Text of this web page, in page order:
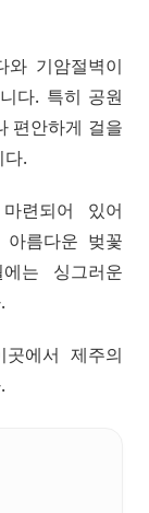
기암절벽이
다. 특히 공원
편안하게 걸을
.
련되어 있어
아름다운 벚꽃
는 싱그러운
에서 제주의